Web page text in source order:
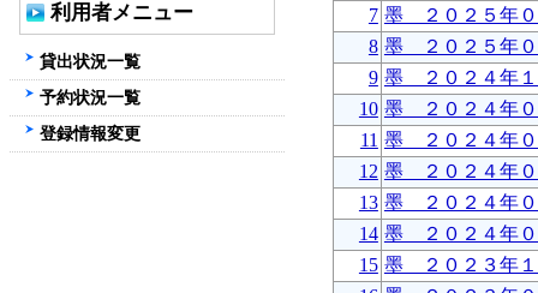
7 墨 ２０２５年０
8 墨 ２０２５年０
9 墨 ２０２４年１
10 墨 ２０２４年０
11 墨 ２０２４年０
12 墨 ２０２４年０
13 墨 ２０２４年０
14 墨 ２０２４年０
15 墨 ２０２３年１
利用者メニュー
貸出状況一覧
予約状況一覧
登録情報変更